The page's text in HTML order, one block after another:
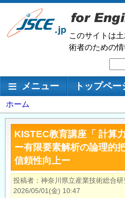
メ
ン
移
このサイトは
術者のための情
索
メインナビゲーション
メニュー トップペー
パ
ン
く
ず
ホーム
KISTEC教育講座「 計算
ー有限要素解析の論理的
信頼性向上ー
投稿者 神奈川県立産業技術総合研
2026/05/01(金) 10:47